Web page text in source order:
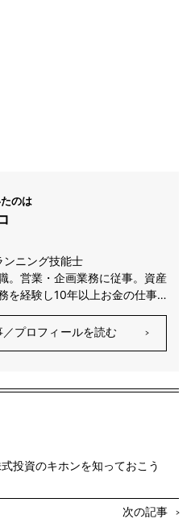
のは
ンニング技能士
。営業・企画業務に従事。資産
を経験し10年以上お金の仕事
等、自身のさまざまなライフイ
通う１児の母。
プロフィールを読む
投資のキホンを知っておこう
次の記事